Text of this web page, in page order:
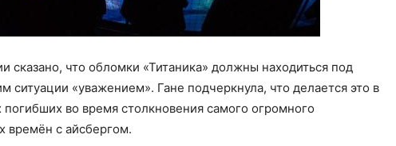
сказано, что обломки «Титаника» должны находиться под
ситуации «уважением». Гане подчеркнула, что делается это в
погибших во время столкновения самого огромного
времён с айсбергом.